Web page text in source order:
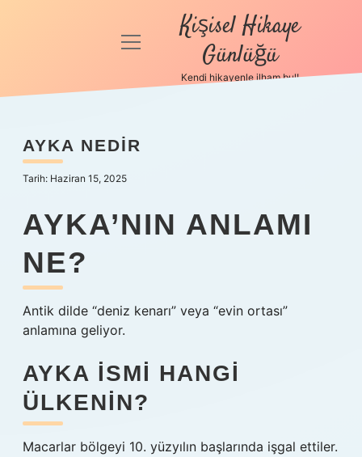
Anasayfa
Politikası
Yasal Uyarı
Hakkımızda
menüyü
Kişisel Hikaye
Günlüğü
Kendi hikayenle ilham bul!
AYKA NEDIR
Tarih: Haziran 15, 2025
AYKA’NIN ANLAMI
NE?
Antik dilde “deniz kenarı” veya “evin ortası”
anlamına geliyor.
AYKA ISMI HANGI
ÜLKENIN?
Macarlar bölgeyi 10. yüzyılın başlarında işgal ettiler.